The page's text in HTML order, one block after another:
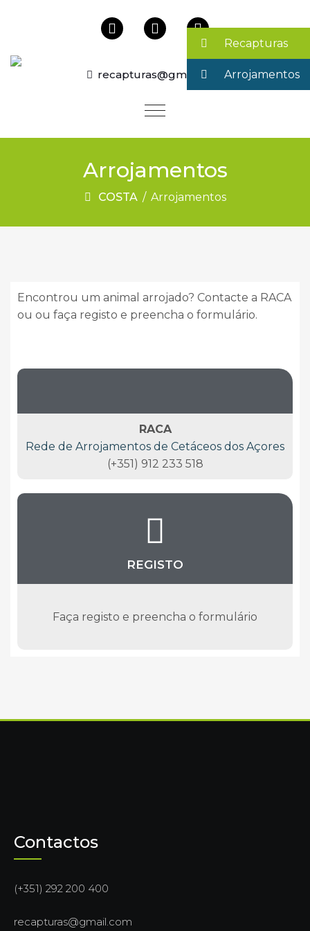
recapturas@gmail.com
Arrojamentos
COSTA / Arrojamentos
Encontrou um animal arrojado? Contacte a RACA
ou ou faça registo e preencha o formulário.
RACA
Rede de Arrojamentos de Cetáceos dos Açores
(+351) 912 233 518
REGISTO
Faça registo e preencha o formulário
Contactos
(+351) 292 200 400
recapturas@gmail.com
Recapturas
Arrojamentos